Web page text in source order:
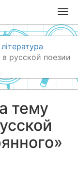
T
o
g
l
n
a
русской поезии
тему